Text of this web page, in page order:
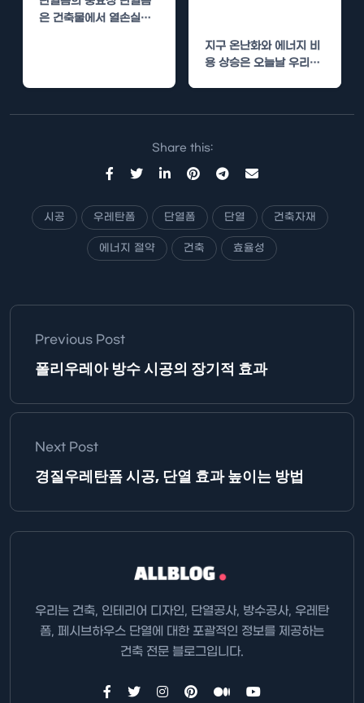
은 건축물에서 열손실을
지구 온난화와 에너지 비
용 상승은 오늘날 우리가
Share this:
시공 우레탄폼 단열폼 단열 건축자재
에너지 절약 건축 효율성
Previous Post
폴리우레아 방수 시공의 장기적 효과
Next Post
경질우레탄폼 시공, 단열 효과 높이는 방법
우리는 건축, 인테리어 디자인, 단열공사, 방수공사, 우레탄
폼, 페시브하우스 단열에 대한 포괄적인 정보를 제공하는
건축 전문 블로그입니다.